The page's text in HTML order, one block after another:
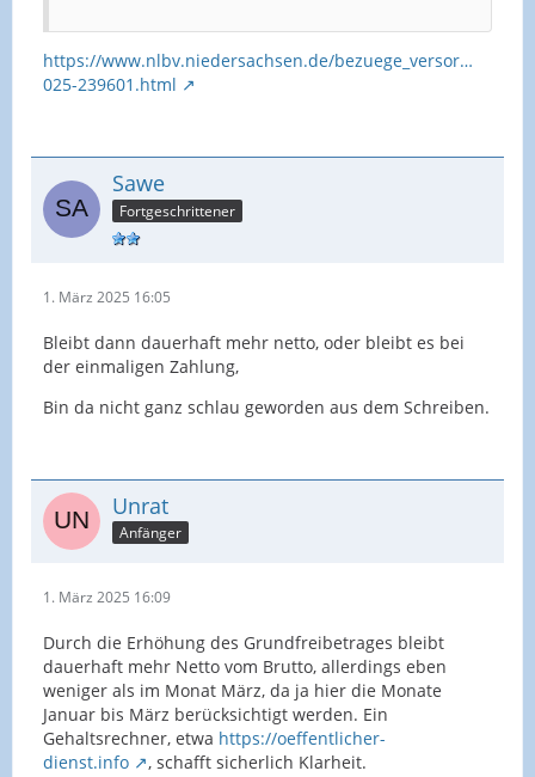
https://www.nlbv.niedersachsen.de/bezuege_versor…
025-239601.html
Sawe
Fortgeschrittener
1. März 2025 16:05
Bleibt dann dauerhaft mehr netto, oder bleibt es bei
der einmaligen Zahlung,
Bin da nicht ganz schlau geworden aus dem Schreiben.
Unrat
Anfänger
1. März 2025 16:09
Durch die Erhöhung des Grundfreibetrages bleibt
dauerhaft mehr Netto vom Brutto, allerdings eben
weniger als im Monat März, da ja hier die Monate
Januar bis März berücksichtigt werden. Ein
Gehaltsrechner, etwa https://oeffentlicher-
dienst.info
, schafft sicherlich Klarheit.